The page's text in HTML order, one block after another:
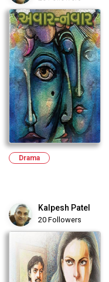
Drama
Kalpesh Patel
20 Followers